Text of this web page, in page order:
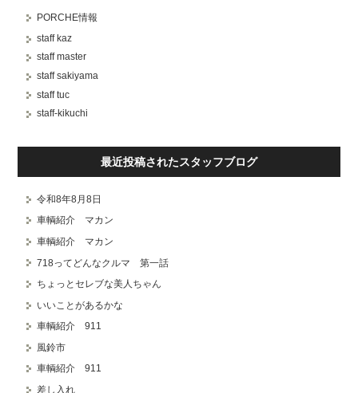
PORCHE情報
staff kaz
staff master
staff sakiyama
staff tuc
staff-kikuchi
最近投稿されたスタッフブログ
令和8年8月8日
車輌紹介 マカン
車輌紹介 マカン
718ってどんなクルマ 第一話
ちょっとセレブな美人ちゃん
いいことがあるかな
車輌紹介 911
風鈴市
車輌紹介 911
差し入れ